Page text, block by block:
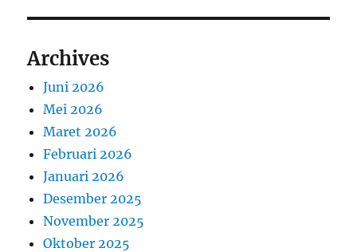
Archives
Juni 2026
Mei 2026
Maret 2026
Februari 2026
Januari 2026
Desember 2025
November 2025
Oktober 2025